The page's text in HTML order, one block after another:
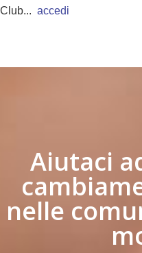
Club... accedi
Aiutaci
nelle